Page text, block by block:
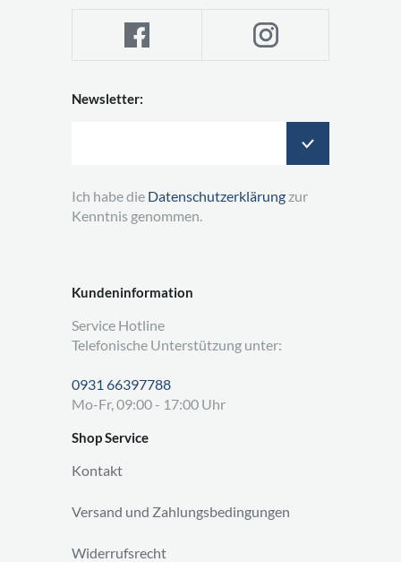
Kundeninformation
Service Hotline
Telefonische Unterstützung unter:
0931 66397788
Mo-Fr, 09:00 - 17:00 Uhr
Shop Service
Kontakt
Versand und Zahlungsbedingungen
Widerrufsrecht
Newsletter:
Ich habe die Datenschutzerklärung zur
Kenntnis genommen.